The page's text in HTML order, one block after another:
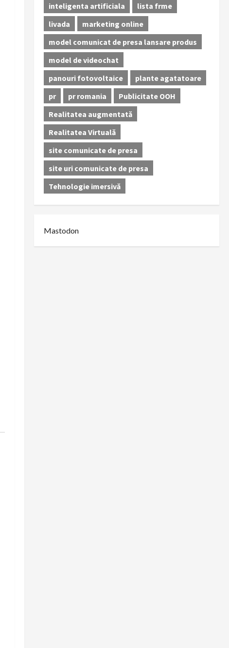
inteligenta artificiala
lista frme
livada
marketing online
model comunicat de presa lansare produs
model de videochat
panouri fotovoltaice
plante agatatoare
pr
pr romania
Publicitate OOH
Realitatea augmentată
Realitatea Virtuală
site comunicate de presa
site uri comunicate de presa
Tehnologie imersivă
Mastodon